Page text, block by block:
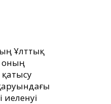
Ұлттық
оның